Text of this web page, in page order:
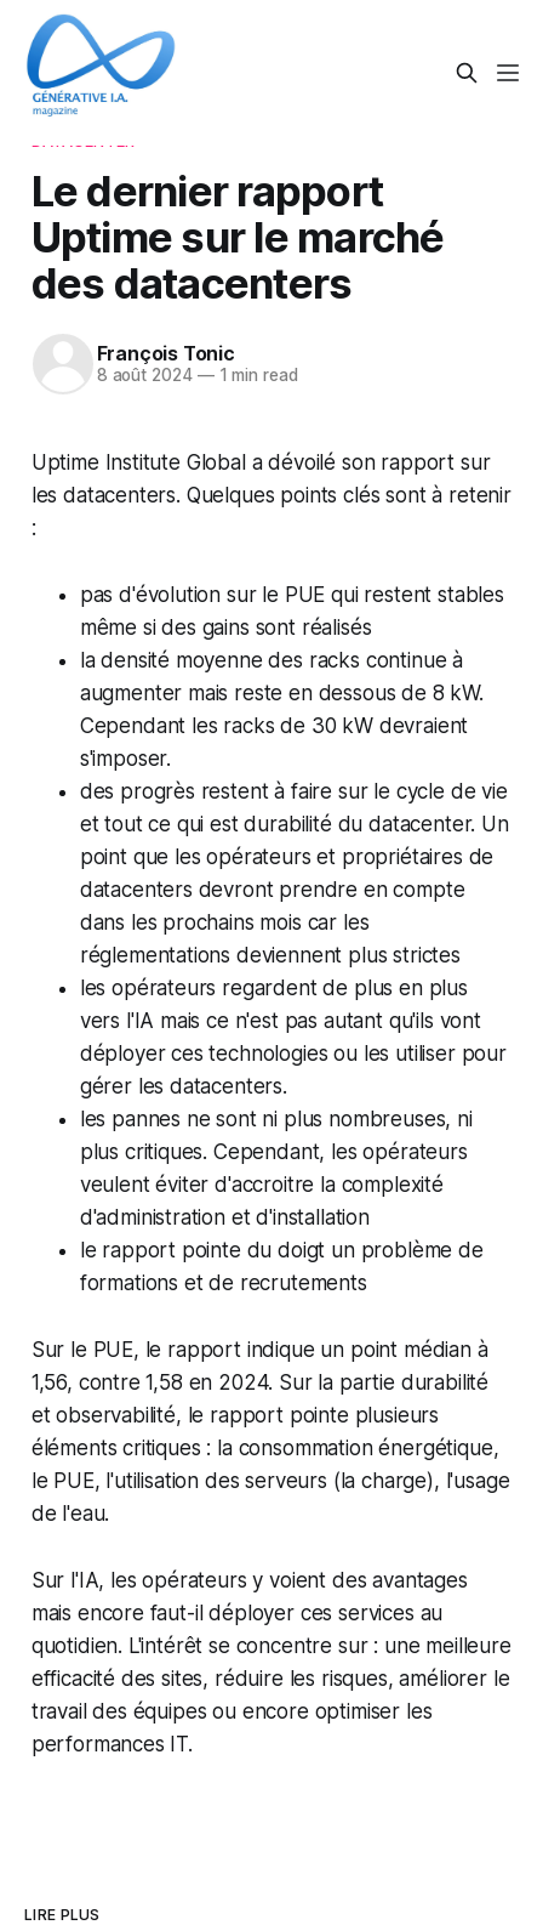
Le dernier rapport
Uptime sur le marché
des datacenters
François Tonic
8 août 2024 —1 min read
Uptime Institute Global a dévoilé son rapport sur
les datacenters. Quelques points clés sont à retenir
:
pas d'évolution sur le PUE qui restent stables
même si des gains sont réalisés
la densité moyenne des racks continue à
augmenter mais reste en dessous de 8 kW.
Cependant les racks de 30 kW devraient
s'imposer.
des progrès restent à faire sur le cycle de vie
et tout ce qui est durabilité du datacenter. Un
point que les opérateurs et propriétaires de
datacenters devront prendre en compte
dans les prochains mois car les
réglementations deviennent plus strictes
les opérateurs regardent de plus en plus
vers l'IA mais ce n'est pas autant qu'ils vont
déployer ces technologies ou les utiliser pour
gérer les datacenters.
les pannes ne sont ni plus nombreuses, ni
plus critiques. Cependant, les opérateurs
veulent éviter d'accroitre la complexité
d'administration et d'installation
le rapport pointe du doigt un problème de
formations et de recrutements
Sur le PUE, le rapport indique un point médian à
1,56, contre 1,58 en 2024. Sur la partie durabilité
et observabilité, le rapport pointe plusieurs
éléments critiques : la consommation énergétique,
le PUE, l'utilisation des serveurs (la charge), l'usage
de l'eau.
Sur l'IA, les opérateurs y voient des avantages
mais encore faut-il déployer ces services au
quotidien. L'intérêt se concentre sur : une meilleure
efficacité des sites, réduire les risques, améliorer le
travail des équipes ou encore optimiser les
performances IT.
LIRE PLUS